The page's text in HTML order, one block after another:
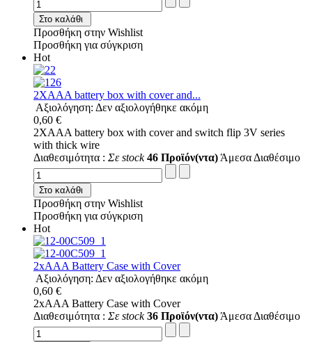
Στο καλάθι
Προσθήκη στην Wishlist
Προσθήκη για σύγκριση
Hot
2XAAA battery box with cover and...
Αξιολόγηση: Δεν αξιολογήθηκε ακόμη
0,60 €
2XAAA battery box with cover and switch flip 3V series
with thick wire
Διαθεσιμότητα : Σε stock 46 Προϊόν(ντα) Άμεσα Διαθέσιμο
Στο καλάθι
Προσθήκη στην Wishlist
Προσθήκη για σύγκριση
Hot
2xAAA Battery Case with Cover
Αξιολόγηση: Δεν αξιολογήθηκε ακόμη
0,60 €
2xAAA Battery Case with Cover
Διαθεσιμότητα : Σε stock 36 Προϊόν(ντα) Άμεσα Διαθέσιμο